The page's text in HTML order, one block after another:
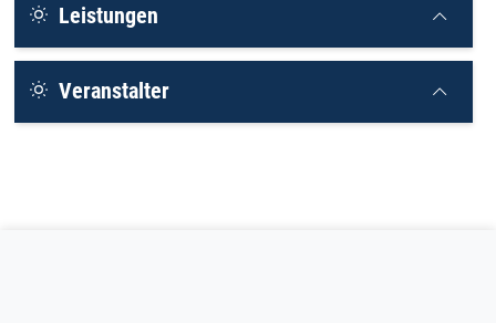
Leistungen
Veranstalter